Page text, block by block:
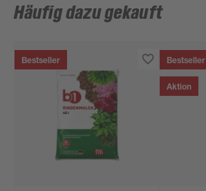
Häufig dazu gekauft
Bestseller Bestseller
Aktion